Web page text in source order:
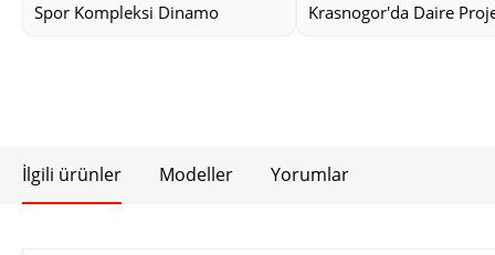
Spor Kompleksi Dinamo Krasnogor'da Daire
İlgili ürünler Modeller Yorumlar